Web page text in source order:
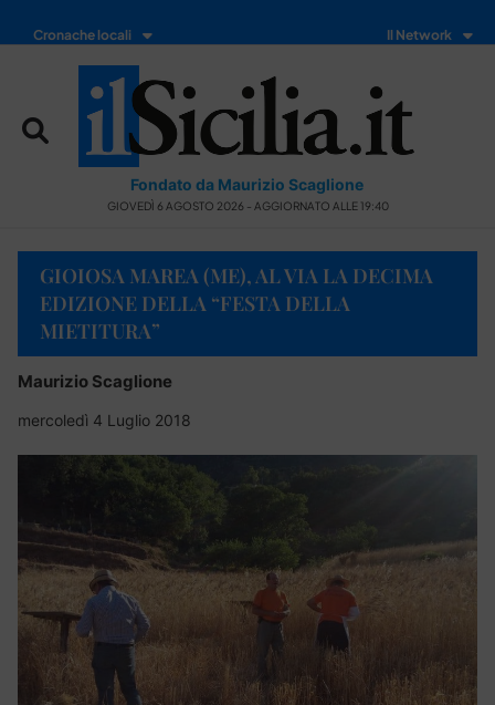
Cronache locali Il Network
Fondato da Maurizio Scaglione
GIOVEDÌ 6 AGOSTO 2026 - AGGIORNATO ALLE 19:40
GIOIOSA MAREA (ME), AL VIA LA DECIMA
EDIZIONE DELLA “FESTA DELLA
MIETITURA”
Maurizio Scaglione
mercoledì 4 Luglio 2018